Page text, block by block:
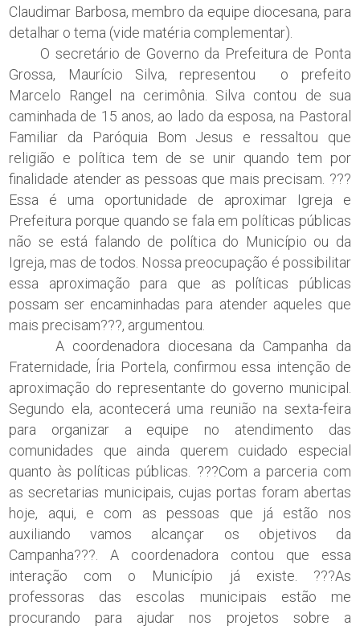
Claudimar Barbosa, membro da equipe diocesana, para
detalhar o tema (vide matéria complementar).
O secretário de Governo da Prefeitura de Ponta
Grossa, Maurício Silva, representou o prefeito
Marcelo Rangel na cerimônia. Silva contou de sua
caminhada de 15 anos, ao lado da esposa, na Pastoral
Familiar da Paróquia Bom Jesus e ressaltou que
religião e política tem de se unir quando tem por
finalidade atender as pessoas que mais precisam. ???
Essa é uma oportunidade de aproximar Igreja e
Prefeitura porque quando se fala em políticas públicas
não se está falando de política do Município ou da
Igreja, mas de todos. Nossa preocupação é possibilitar
essa aproximação para que as políticas públicas
possam ser encaminhadas para atender aqueles que
mais precisam???, argumentou.
A coordenadora diocesana da Campanha da
Fraternidade, Íria Portela, confirmou essa intenção de
aproximação do representante do governo municipal.
Segundo ela, acontecerá uma reunião na sexta-feira
para organizar a equipe no atendimento das
comunidades que ainda querem cuidado especial
quanto às políticas públicas. ???Com a parceria com
as secretarias municipais, cujas portas foram abertas
hoje, aqui, e com as pessoas que já estão nos
auxiliando vamos alcançar os objetivos da
Campanha???. A coordenadora contou que essa
interação com o Município já existe. ???As
professoras das escolas municipais estão me
procurando para ajudar nos projetos sobre a